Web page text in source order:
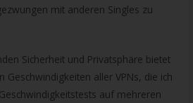
mit anderen Singles zu
Sicherheit und Privatsphäre bietet
Geschwindigkeiten aller VPNs, die ich
auf mehreren